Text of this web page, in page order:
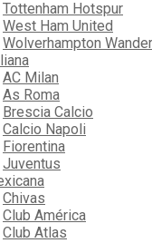
Tottenham Hotspur
West Ham United
Wolverhampton
AC Milan
As Roma
Brescia Calcio
Calcio Napoli
Fiorentina
Juventus
Chivas
Club América
Club Atlas